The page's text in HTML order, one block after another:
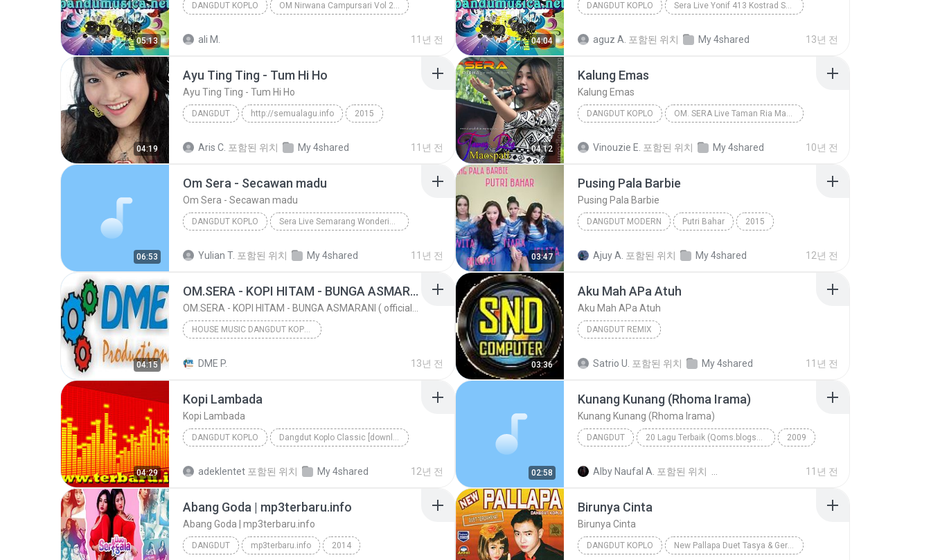
05:13
DANGDUT KOPLO OM Nirwana Campursari Vol 2 2014 pandumusica.net
ali M. 11년 전 04:04
DANGDUT KOPLO Sera Live Yonif 413 Kostrad Solo 2013 pandumusica.net
aguz A. 포함된 위치 My 4shared 13년 전
04:19
Ayu Ting Ting - Tum Hi Ho
Ayu Ting Ting - Tum Hi Ho
DANGDUT http://semualagu.info 2015
Aris C. 포함된 위치 My 4shared 11년 전 04:12
Kalung Emas
Kalung Emas
DANGDUT KOPLO OM. SERA Live Taman Ria Maospati 2015
Vinouzie E. 포함된 위치 My 4shared 10년 전
06:53
Om Sera - Secawan madu
Om Sera - Secawan madu
DANGDUT KOPLO Sera Live Semarang Wonderia www.topkoplo.blogspot.com
Yulian T. 포함된 위치 My 4shared 11년 전 03:47
Pusing Pala Barbie
Pusing Pala Barbie
DANGDUT MODERN Putri Bahar 2015
Ajuy A. 포함된 위치 My 4shared 12년 전
04:15
OM.SERA - KOPI HITAM - BUNGA ASMARANI ( official Music and Video by Danang Multimedia Entertaiment )
HOUSE MUSIC DANGDUT KOPLO
DME P. 13년 전 03:36
Aku Mah APa Atuh
Aku Mah APa Atuh
DANGDUT REMIX
Satrio U. 포함된 위치 My 4shared 11년 전
04:29
Kopi Lambada
Kopi Lambada
DANGDUT KOPLO Dangdut Koplo Classic [downloadmp3.terbaru.in]
adeklentet 포함된 위치 My 4shared 12년 전 02:58
Kunang Kunang (Rhoma Irama)
Kunang Kunang (Rhoma Irama)
DANGDUT 20 Lagu Terbaik (Qoms.blogspot.com / 081332016999 /08816350899) 2009
Alby Naufal A. 포함된 위치 11년 전
Abang Goda | mp3terbaru.info
Abang Goda | mp3terbaru.info
DANGDUT mp3terbaru.info 2014
Birunya Cinta
Birunya Cinta
DANGDUT KOPLO New Pallapa Duet Tasya & Gerry 2014 joget-koplo.com